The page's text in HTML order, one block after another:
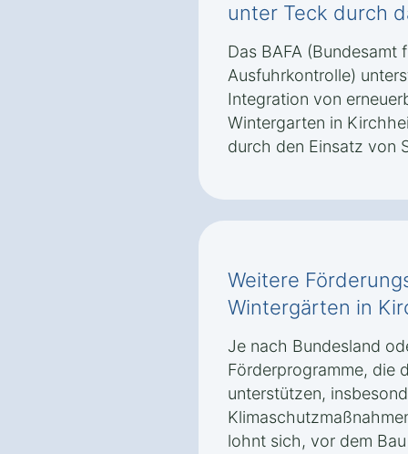
unter Teck durch
Das BAFA (Bundesamt
Ausfuhrkontrolle)
Integration von
Wintergarten in
durch den Einsatz von
Weitere
Wintergärten in
Je nach Bundesland
Förderprogramme, die
unterstützen,
lohnt sich, vor dem